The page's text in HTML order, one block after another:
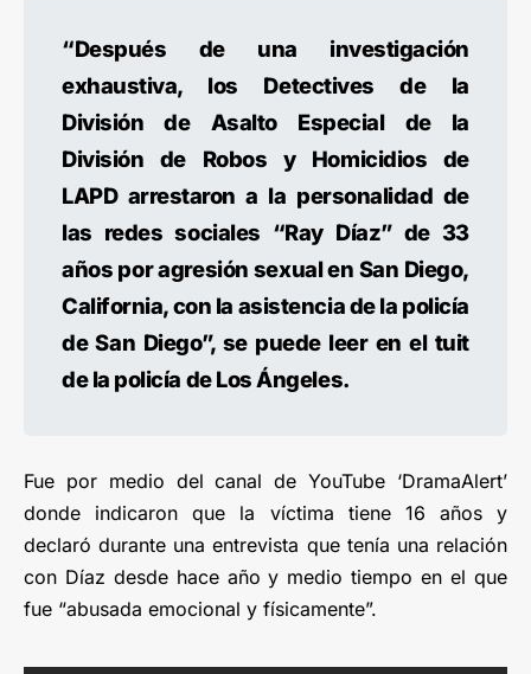
“Después de una investigación
exhaustiva, los Detectives de la
División de Asalto Especial de la
División de Robos y Homicidios de
LAPD arrestaron a la personalidad de
las redes sociales “Ray Díaz” de 33
años por agresión sexual en San Diego,
California, con la asistencia de la policía
de San Diego”, se puede leer en el tuit
de la policía de Los Ángeles.
Fue por medio del canal de YouTube ‘DramaAlert’
donde indicaron que la víctima tiene 16 años y
declaró durante una entrevista que tenía una relación
con Díaz desde hace año y medio tiempo en el que
fue “abusada emocional y físicamente”.